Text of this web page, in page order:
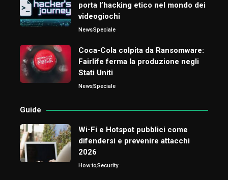
porta l’hacking etico nel mondo dei
videogiochi
NewsSpeciale
Coca-Cola colpita da Ransomware:
Fairlife ferma la produzione negli
Stati Uniti
NewsSpeciale
Guide
Wi-Fi e Hotspot pubblici come
difendersi e prevenire attacchi
2026
How toSecurity